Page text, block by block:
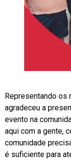
Representando os
agradeceu a
evento na
aqui com a gente,
comunidade
é suficiente para